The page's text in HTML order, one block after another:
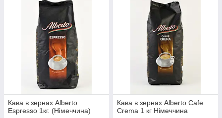
Кава в зернах Alberto
Espresso 1кг. (Німеччина)
Кава в зернах Alberto Cafe
Crema 1 кг Німеччина